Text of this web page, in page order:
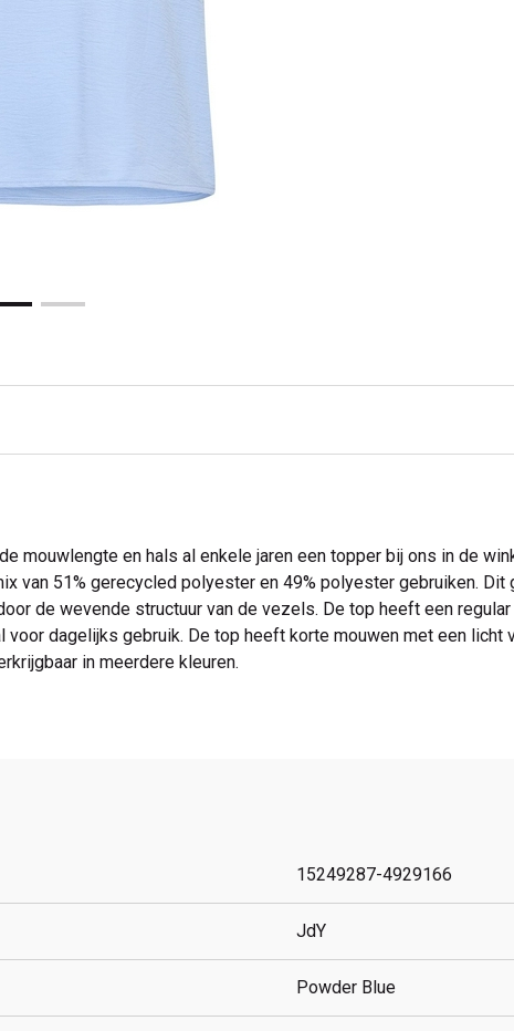
mouwlengte en hals al enkele jaren een topper bij ons in de
van 51% gerecycled polyester en 49% polyester gebruiken.
de wevende structuur van de vezels. De top heeft een
dagelijks gebruik. De top heeft korte mouwen met een
in meerdere kleuren.
15249287-4929166
JdY
Powder Blue